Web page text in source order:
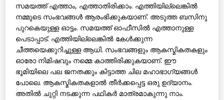
സമയത്ത് എത്താം, എത്താതിരിക്കാം. എത്തിയില്ലെങ്കില്‍
നമ്മുടെ സംഭവങ്ങള്‍ ആരംഭിക്കുകയാണ്. അടുത്ത ബസിനു
പുറകെയുള്ള ഓട്ടം. സമയത്ത് ഓഫീസില്‍ എത്താനുള്ള
പെടാപ്പാട്. എത്തിയില്ലെങ്കില്‍ കേള്‍ക്കുന്ന
ചീത്തയെക്കുറിച്ചുള്ള ആധി. സംഭവങ്ങളും ആകസ്മികതകളും
ഓരോ നിമിഷവും നമ്മെ കാത്തിരിക്കുകയാണ്. ഈ
ഭൂമിയിലെ പല ജനതക്കും കിട്ടാത്ത ചില മഹാഭാഗ്യങ്ങള്‍
പോലെ. ആകസ്മികതകളാല്‍ തീര്‍ക്കപ്പെട്ട ഒരു ഉദ്യാനം.
അതില്‍ ചുറ്റി നടക്കുന്ന പഥികര്‍ മാത്രമാകുന്നു നാം.